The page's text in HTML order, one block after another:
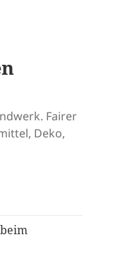
Fairer
Deko,